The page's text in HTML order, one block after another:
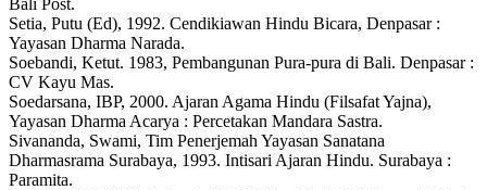
Bali Post.
Setia, Putu (Ed), 1992. Cendikiawan Hindu Bicara, Denpasar :
Yayasan Dharma Narada.
Soebandi, Ketut. 1983, Pembangunan Pura-pura di Bali. Denpasar :
CV Kayu Mas.
Soedarsana, IBP, 2000. Ajaran Agama Hindu (Filsafat Yajna),
Yayasan Dharma Acarya : Percetakan Mandara Sastra.
Sivananda, Swami, Tim Penerjemah Yayasan Sanatana
Dharmasrama Surabaya, 1993. Intisari Ajaran Hindu. Surabaya :
Paramita.